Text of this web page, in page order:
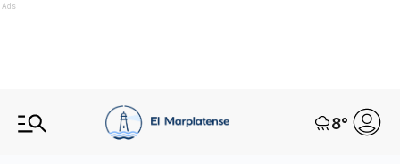
Ads
8°